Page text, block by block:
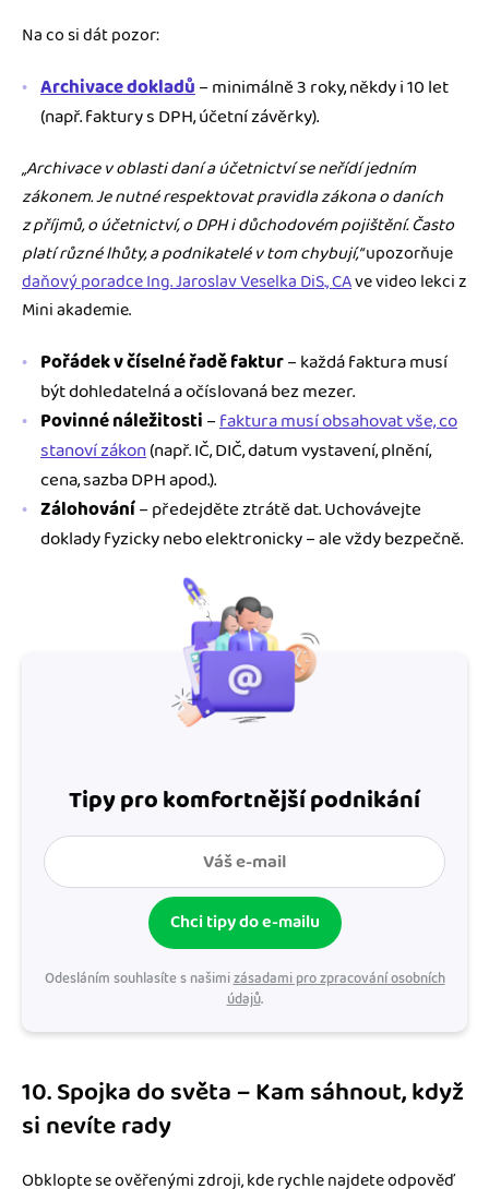
Na co si dát pozor:
Archivace dokladů– minimálně 3 roky, někdy i 10 let
(např. faktury s DPH, účetní závěrky).
„Archivace v oblasti daní a účetnictví se neřídí jedním
zákonem. Je nutné respektovat pravidla zákona o daních
zpříjmů, oúčetnictví, o DPH i důchodovém pojištění.Často
platí různé lhůty, a podnikatelé v tom chybují,“upozorňuje
daňový poradce Ing. Jaroslav Veselka DiS., CAve video lekci z
Mini akademie.
Pořádek v číselné řadě faktur– každá faktura musí
být dohledatelná a očíslovaná bez mezer.
Povinné náležitosti–faktura musí obsahovat vše, co
stanoví zákon(např. IČ, DIČ, datum vystavení, plnění,
cena, sazba DPH apod.).
Zálohování– předejděte ztrátě dat. Uchovávejte
doklady fyzicky nebo elektronicky – ale vždy bezpečně.
Tipy pro komfortnější podnikání
Chci tipy do e-mailu
Odesláním souhlasíte s našimizásadami pro zpracování osobních
údajů.
10. Spojka do světa – Kam sáhnout, když
si nevíte rady
Obklopte se ověřenými zdroji, kde rychle najdete odpověď